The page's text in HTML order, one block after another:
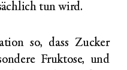
tun wird.
so, dass Zucker
Fruktose, und